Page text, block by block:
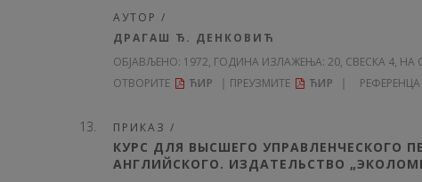
АУТОР /
ДРАГАШ Ђ. ДЕНКОВИЋ
ОБЈАВЉЕНО: 1972, ГОДИНА ИЗЛАЖЕЊА: 20, СВЕСКА 4, НА
ОТВОРИТЕ
ЋИР ПРЕУЗМИТЕ ЋИР РЕФЕРЕНЦА
ПРИКАЗ /
КУРС ДЛЯ ВЫСШЕГО УПРАВЛЕНЧЕСКОГО
АНГЛИЙСКОГО. ИЗДАТЕЛЬСТВО